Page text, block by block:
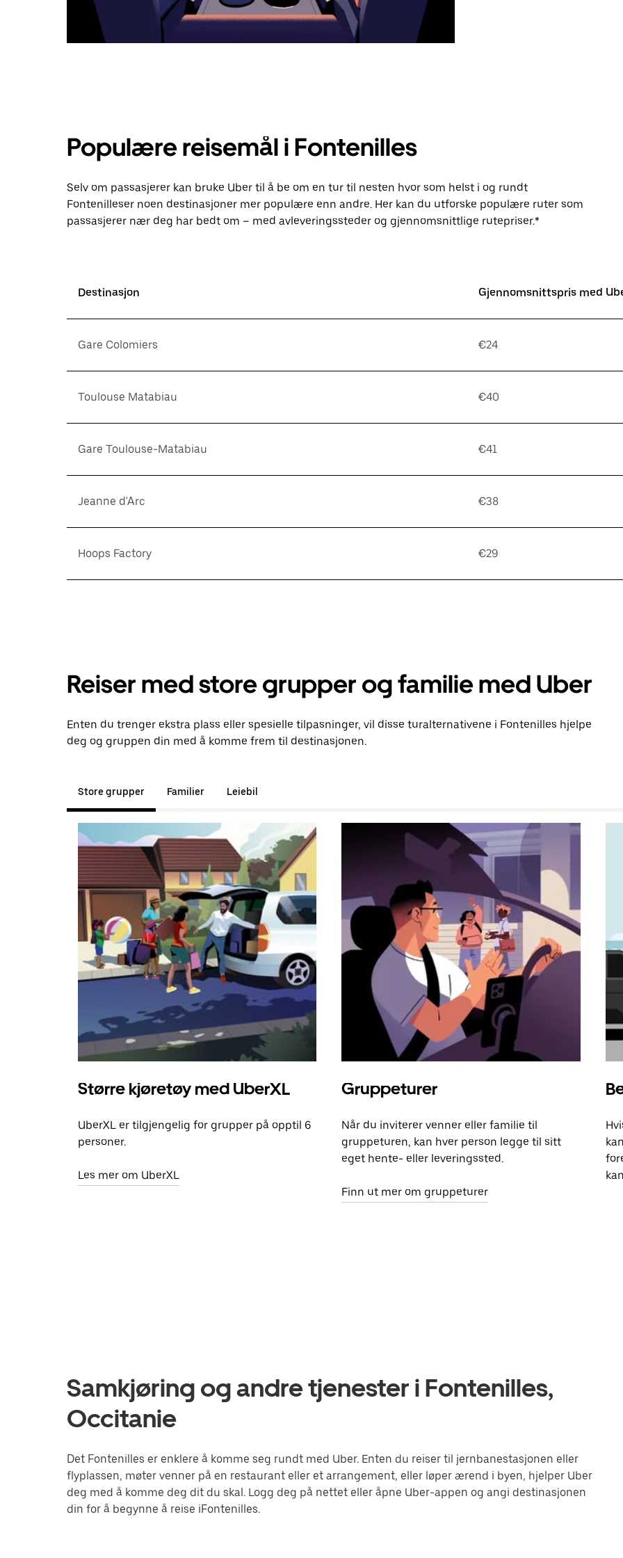
Populære reisemål i Fontenilles
Selv om passasjerer kan bruke Uber til å be om en tur til nesten hvor som helst i og rundt
Fontenilleser noen destinasjoner mer populære enn andre. Her kan du utforske populære ruter som
passasjerer nær deg har bedt om – med avleveringssteder og gjennomsnittlige rutepriser.*
Destinasjon Gjennomsnittspris med
Gare Colomiers €24
Toulouse Matabiau €40
Gare Toulouse-Matabiau €41
Jeanne d'Arc €38
Hoops Factory €29
Reiser med store grupper og familie med Uber
Enten du trenger ekstra plass eller spesielle tilpasninger, vil disse turalternativene i Fontenilles hjelpe
deg og gruppen din med å komme frem til destinasjonen.
Store grupper Familier Leiebil
Større kjøretøy med UberXL
UberXL er tilgjengelig for grupper på opptil 6
personer.
Les mer om UberXL
Gruppeturer
Når du inviterer venner eller familie til
gruppeturen, kan hver person legge til sitt
eget hente- eller leveringssted.
Finn ut mer om gruppeturer
Samkjøring og andre tjenester i Fontenilles,
Occitanie
Det Fontenilles er enklere å komme seg rundt med Uber. Enten du reiser til jernbanestasjonen eller
flyplassen, møter venner på en restaurant eller et arrangement, eller løper ærend i byen, hjelper Uber
deg med å komme deg dit du skal. Logg deg på nettet eller åpne Uber-appen og angi destinasjonen
din for å begynne å reise iFontenilles.